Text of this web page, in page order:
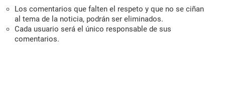
Los comentarios que falten el respeto y que no se ciñan
al tema de la noticia, podrán ser eliminados.
Cada usuario será el único responsable de sus
comentarios.